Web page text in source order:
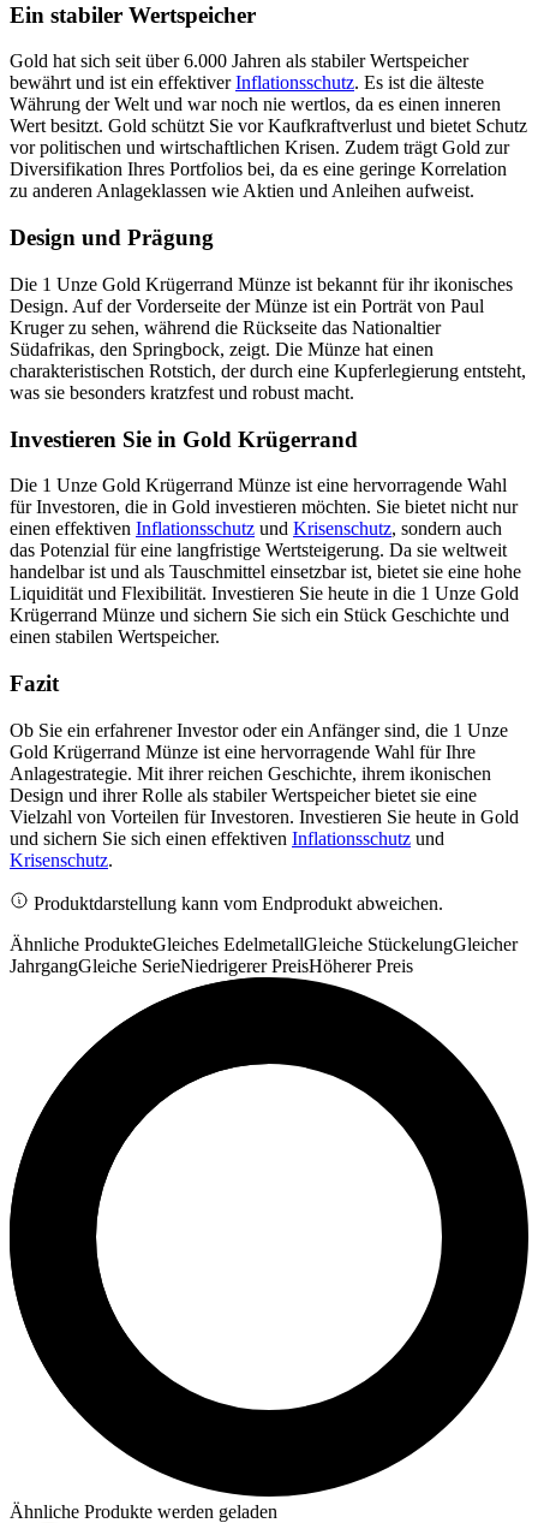
Ein stabiler Wertspeicher
Gold hat sich seit über 6.000 Jahren als stabiler Wertspeicher
bewährt und ist ein effektiverInflationsschutz. Es ist die älteste
Währung der Welt und war noch nie wertlos, da es einen inneren
Wert besitzt. Gold schützt Sie vor Kaufkraftverlust und bietet Schutz
vor politischen und wirtschaftlichen Krisen. Zudem trägt Gold zur
Diversifikation Ihres Portfolios bei, da es eine geringe Korrelation
zu anderen Anlageklassen wie Aktien und Anleihen aufweist.
Design und Prägung
Die 1 Unze Gold Krügerrand Münze ist bekannt für ihr ikonisches
Design. Auf der Vorderseite der Münze ist ein Porträt von Paul
Kruger zu sehen, während die Rückseite das Nationaltier
Südafrikas, den Springbock, zeigt. Die Münze hat einen
charakteristischen Rotstich, der durch eine Kupferlegierung entsteht,
was sie besonders kratzfest und robust macht.
Investieren Sie in Gold Krügerrand
Die 1 Unze Gold Krügerrand Münze ist eine hervorragende Wahl
für Investoren, die in Gold investieren möchten. Sie bietet nicht nur
einen effektiven Inflationsschutz und Krisenschutz, sondern auch
das Potenzial für eine langfristige Wertsteigerung. Da sie weltweit
handelbar ist und als Tauschmittel einsetzbar ist, bietet sie eine hohe
Liquidität und Flexibilität. Investieren Sie heute in die 1 Unze Gold
Krügerrand Münze und sichern Sie sich ein Stück Geschichte und
einen stabilen Wertspeicher.
Fazit
Ob Sie ein erfahrener Investor oder ein Anfänger sind, die 1 Unze
Gold Krügerrand Münze ist eine hervorragende Wahl für Ihre
Anlagestrategie. Mit ihrer reichen Geschichte, ihrem ikonischen
Design und ihrer Rolle als stabiler Wertspeicher bietet sie eine
Vielzahl von Vorteilen für Investoren. Investieren Sie heute in Gold
und sichern Sie sich einen effektiven Inflationsschutz und
Krisenschutz.
Produktdarstellung kann vom Endprodukt abweichen.
Ähnliche ProdukteGleiches EdelmetallGleiche StückelungGleicher
JahrgangGleiche SerieNiedrigerer PreisHöherer Preis
Ähnliche Produkte werden geladen